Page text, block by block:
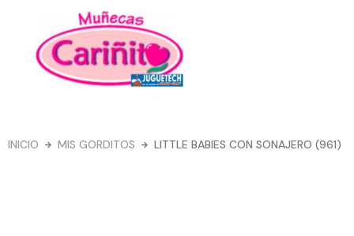
contenido
INICIO MIS GORDITOS LITTLE BABIES CON SONAJERO (961)